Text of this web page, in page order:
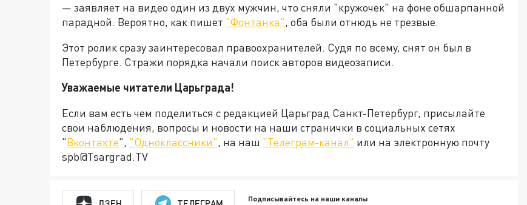
— заявляет на видео один из двух мужчин, что сняли "кружочек" на фоне обшарпанной
парадной. Вероятно, как пишет "Фонтанка", оба были отнюдь не трезвые.
Этот ролик сразу заинтересовал правоохранителей. Судя по всему, снят он был в
Петербурге. Стражи порядка начали поиск авторов видеозаписи.
Уважаемые читатели Царьграда!
Если вам есть чем поделиться с редакцией Царьград Санкт-Петербург, присылайте
свои наблюдения, вопросы и новости на наши странички в социальных сетях
"Вконтакте", "Одноклассники", на наш "Телеграм-канал" или на электронную почту
spb@Tsargrad.TV
Подписывайтесь на наши каналы